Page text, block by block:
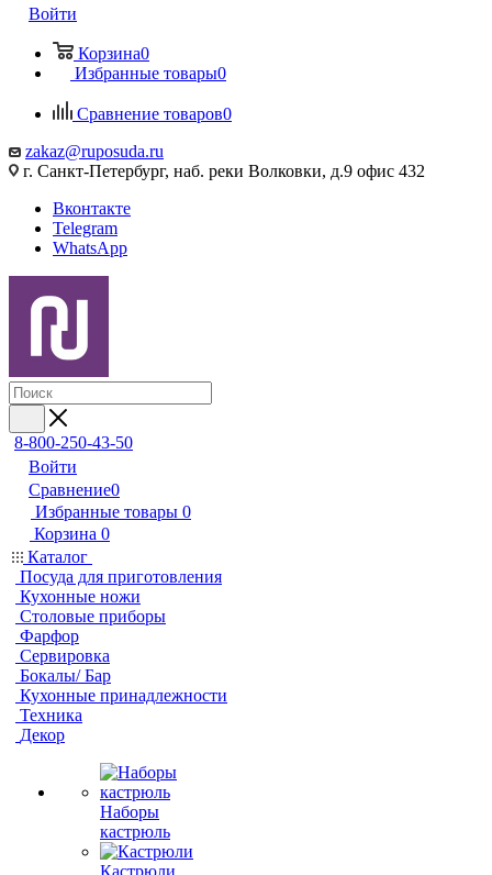
Войти
Корзина0
Избранные товары0
Сравнение товаров0
zakaz@ruposuda.ru
г. Санкт-Петербург, наб. реки Волковки, д.9 офис 432
Вконтакте
Telegram
WhatsApp
8-800-250-43-50
Войти
Сравнение0
Избранные товары 0
Корзина 0
Каталог
Посуда для приготовления
Кухонные ножи
Столовые приборы
Фарфор
Сервировка
Бокалы/ Бар
Кухонные принадлежности
Техника
Декор
Наборы
кастрюль
Кастрюли